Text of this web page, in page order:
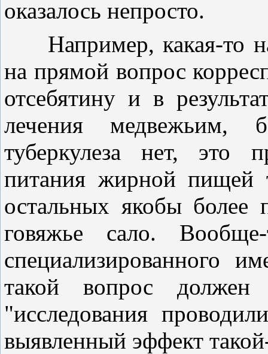
оказалось непросто.
Например, какая-то
на прямой вопрос
отсебятину и в
лечения медвежьим,
туберкулеза нет, это
питания жирной пищей
остальных якобы более
говяжье сало.
специализированного
такой вопрос
"исследования
выявленный эффект